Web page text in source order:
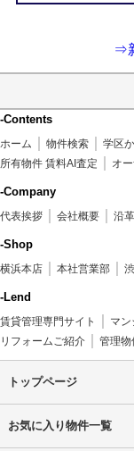
⇒
-Contents
ホーム 物件検索 学区
所有物件 賃料AI査定
オ
-Company
代表挨拶 会社概要 沿革
-Shop
横浜本店 本社営業部
-Lend
賃貸管理専門サイト マン
リフォームご紹介
管理物
トップページ
お気に入り物件一覧